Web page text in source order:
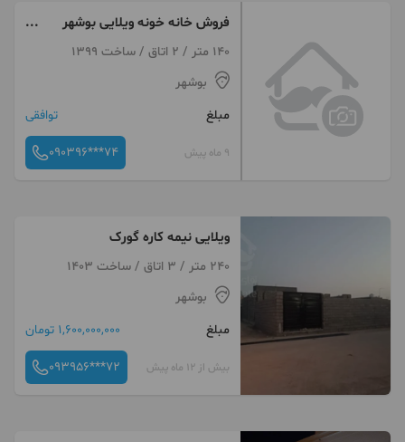
فروش خانه خونه ویلایی بوشهر
تنگک سند تک برگ
140 متر / 2 اتاق / ساخت 1399
بوشهر
مبلغ
توافقی
9 ماه پیش 090396***74
ویلایی نیمه کاره گورک
240 متر / 3 اتاق / ساخت 1403
بوشهر
مبلغ
1,600,000,000 تومان
بیش از 12 ماه پیش 093956***72